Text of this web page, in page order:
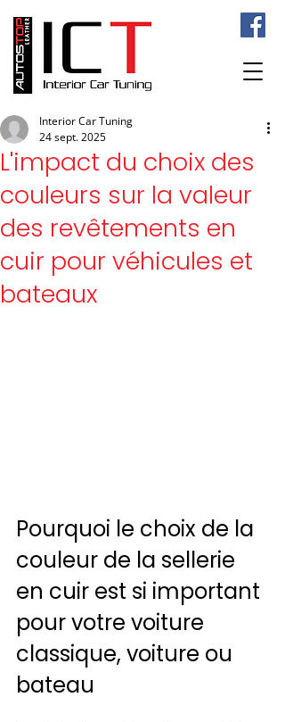
L'impact du choix des
couleurs sur la valeur
des revêtements en
cuir pour véhicules et
bateaux
Interior Car Tuning
24 sept. 2025
Pourquoi le choix de la
couleur de la sellerie
en cuir est si important
pour votre voiture
classique, voiture ou
bateau